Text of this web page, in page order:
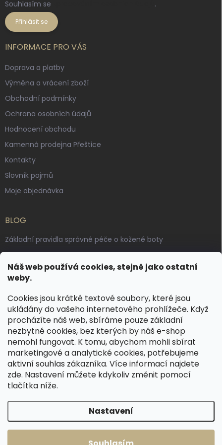
Náš web používá cookies, stejně jako ostatní
weby.
Cookies jsou krátké textové soubory, které jsou
ukládány do vašeho internetového prohlížeče. Když
procházíte náš web, sbíráme pouze základní
nezbytné cookies, bez kterých by náš e-shop
nemohl fungovat. K tomu, abychom mohli sbírat
marketingové a analytické cookies, potřebujeme
aktivní souhlas zákazníka. Více informací najdete
zde. Nastavení můžete kdykoliv změnit pomocí
tlačítka níže.
Nastavení
Souhlasím se .
Přihlásit se
INFORMACE PRO VÁS
Doprava a platby
Výměna a vrácení zboží
Obchodní podmínky
Ochrana osobních údajů
Hodnocení obchodu
Kamenná prodejna Přeštice
Kontakty
Slovník pojmů
Moje objednávka
BLOG
Základní pravidla správné péče o kožené boty
Výroba českých kožených opasků: vůně pravé kůže, dotek
řemesla
KONTAKT
dotazy@spongr.cz
+420 776 663 962
https://www.facebook.com/spongr.cz
spongr.cz
Špongr.cz . Všechna práva vyhrazena.